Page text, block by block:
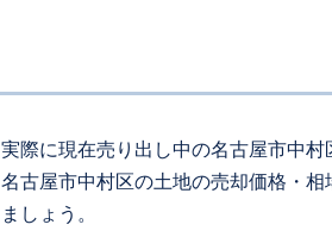
実際に現在売り出し中の名古屋市中村
名古屋市中村区の土地の売却価格・
ましょう。